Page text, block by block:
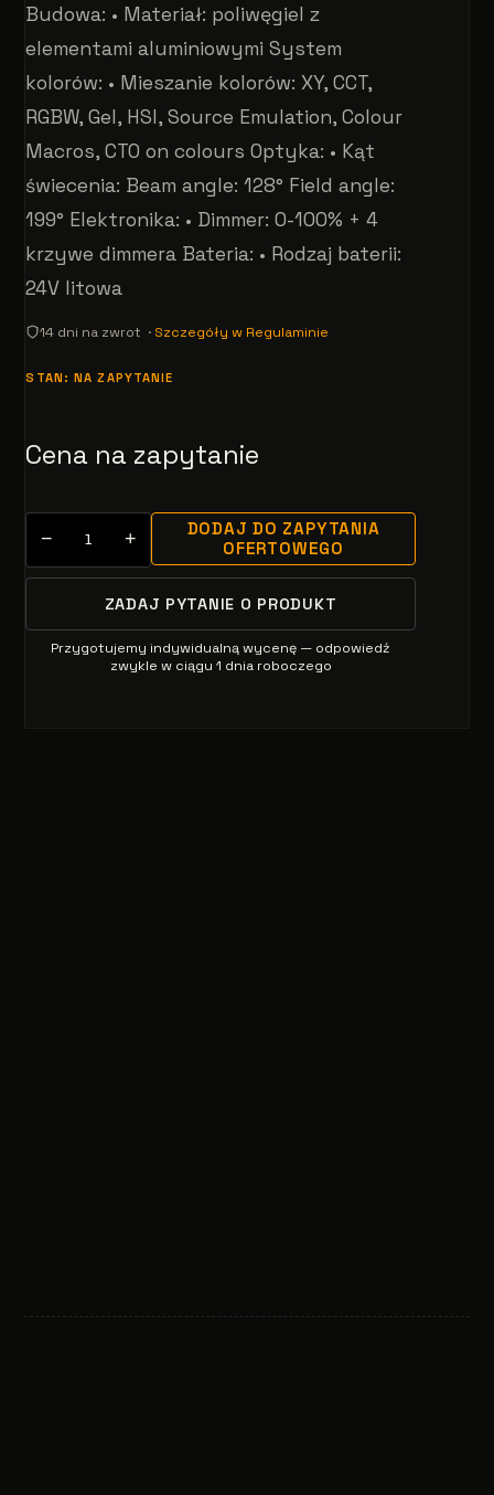
Budowa: • Materiał: poliwęgiel z
elementami aluminiowymi System
kolorów: • Mieszanie kolorów: XY, CCT,
RGBW, Gel, HSI, Source Emulation, Colour
Macros, CTO on colours Optyka: • Kąt
świecenia: Beam angle: 128° Field angle:
199° Elektronika: • Dimmer: 0-100% + 4
krzywe dimmera Bateria: • Rodzaj baterii:
24V litowa
14 dni na zwrot · Szczegóły w Regulaminie
STAN: NA ZAPYTANIE
Cena na zapytanie
− +
DODAJ DO ZAPYTANIA
OFERTOWEGO
ZADAJ PYTANIE O PRODUKT
Przygotujemy indywidualną wycenę — odpowiedź
zwykle w ciągu 1 dnia roboczego